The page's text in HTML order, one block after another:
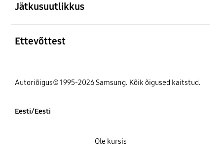
Jätkusuutlikkus
Ettevõttest
Autoriõigus© 1995-2026 Samsung. Kõik õigused kaitstud.
Eesti/Eesti
Ole kursis